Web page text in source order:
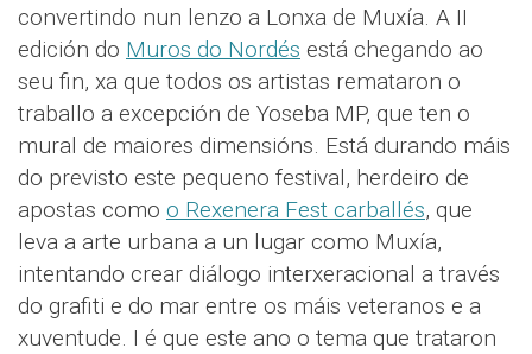
convertindo nun lenzo a Lonxa de Muxía. A II
edición do Muros do Nordés está chegando ao
seu fin, xa que todos os artistas remataron o
traballo a excepción de Yoseba MP, que ten o
mural de maiores dimensións. Está durando máis
do previsto este pequeno festival, herdeiro de
apostas como o Rexenera Fest carballés, que
leva a arte urbana a un lugar como Muxía,
intentando crear diálogo interxeracional a través
do grafiti e do mar entre os máis veteranos e a
xuventude. I é que este ano o tema que trataron